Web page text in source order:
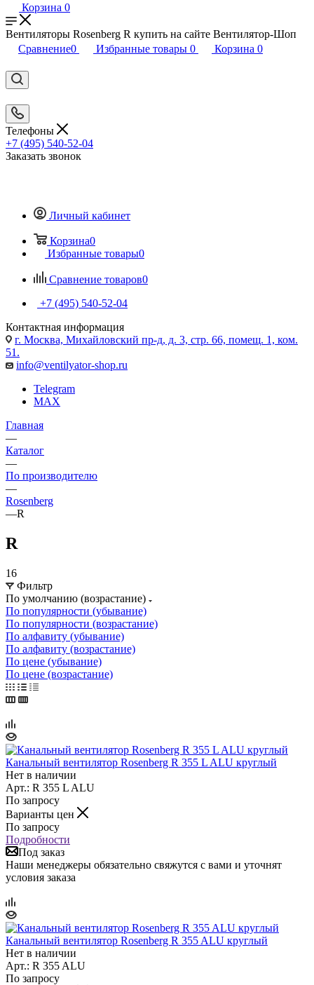
Корзина 0
Вентиляторы Rosenberg R купить на сайте Вентилятор-Шоп
Сравнение0 Избранные товары 0 Корзина 0
Телефоны
+7 (495) 540-52-04
Заказать звонок
Личный кабинет
Корзина0
Избранные товары0
Сравнение товаров0
+7 (495) 540-52-04
Контактная информация
г. Москва, Михайловский пр-д, д. 3, cтр. 66, помещ. 1, ком.
51.
info@ventilyator-shop.ru
Telegram
MAX
Главная
—
Каталог
—
По производителю
—
Rosenberg
—R
R
16
Фильтр
По умолчанию (возрастание)
По популярности (убывание)
По популярности (возрастание)
По алфавиту (убывание)
По алфавиту (возрастание)
По цене (убывание)
По цене (возрастание)
Канальный вентилятор Rosenberg R 355 L ALU круглый
Нет в наличии
Арт.: R 355 L ALU
По запросу
Варианты цен
По запросу
Подробности
Под заказ
Наши менеджеры обязательно свяжутся с вами и уточнят
условия заказа
Канальный вентилятор Rosenberg R 355 ALU круглый
Нет в наличии
Арт.: R 355 ALU
По запросу